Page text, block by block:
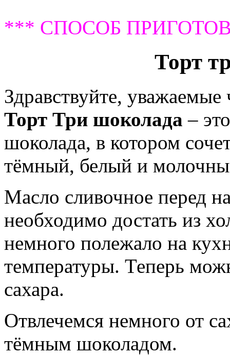
*** СПОСОБ
Торт
Здравствуйте, уважаемые
Торт Три шоколада –
шоколада, в котором
тёмный, белый и
Масло сливочное перед
необходимо достать из
немного полежало на
температуры. Теперь
сахара.
Отвлечемся немного от
тёмным шоколадом.